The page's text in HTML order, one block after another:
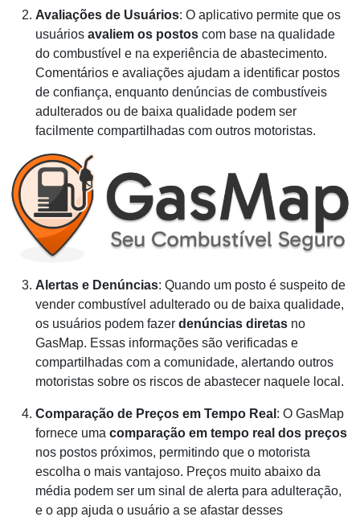
Avaliações de Usuários: O aplicativo permite que os
usuários avaliem os postos com base na qualidade
do combustível e na experiência de abastecimento.
Comentários e avaliações ajudam a identificar postos
de confiança, enquanto denúncias de combustíveis
adulterados ou de baixa qualidade podem ser
facilmente compartilhadas com outros motoristas.
Alertas e Denúncias: Quando um posto é suspeito de
vender combustível adulterado ou de baixa qualidade,
os usuários podem fazer denúncias diretas no
GasMap. Essas informações são verificadas e
compartilhadas com a comunidade, alertando outros
motoristas sobre os riscos de abastecer naquele local.
Comparação de Preços em Tempo Real : O GasMap
fornece uma comparação em tempo real dos preços
nos postos próximos, permitindo que o motorista
escolha o mais vantajoso. Preços muito abaixo da
média podem ser um sinal de alerta para adulteração,
e o app ajuda o usuário a se afastar desses